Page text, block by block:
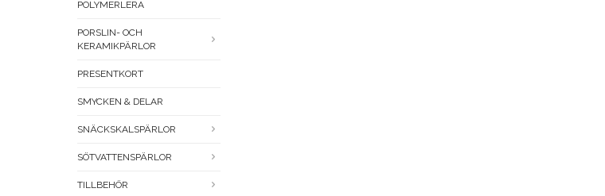
POLYMERLERA
PORSLIN- OCH
KERAMIKPÄRLOR
PRESENTKORT
SMYCKEN & DELAR
SNÄCKSKALSPÄRLOR
SÖTVATTENSPÄRLOR
TILLBEHÖR